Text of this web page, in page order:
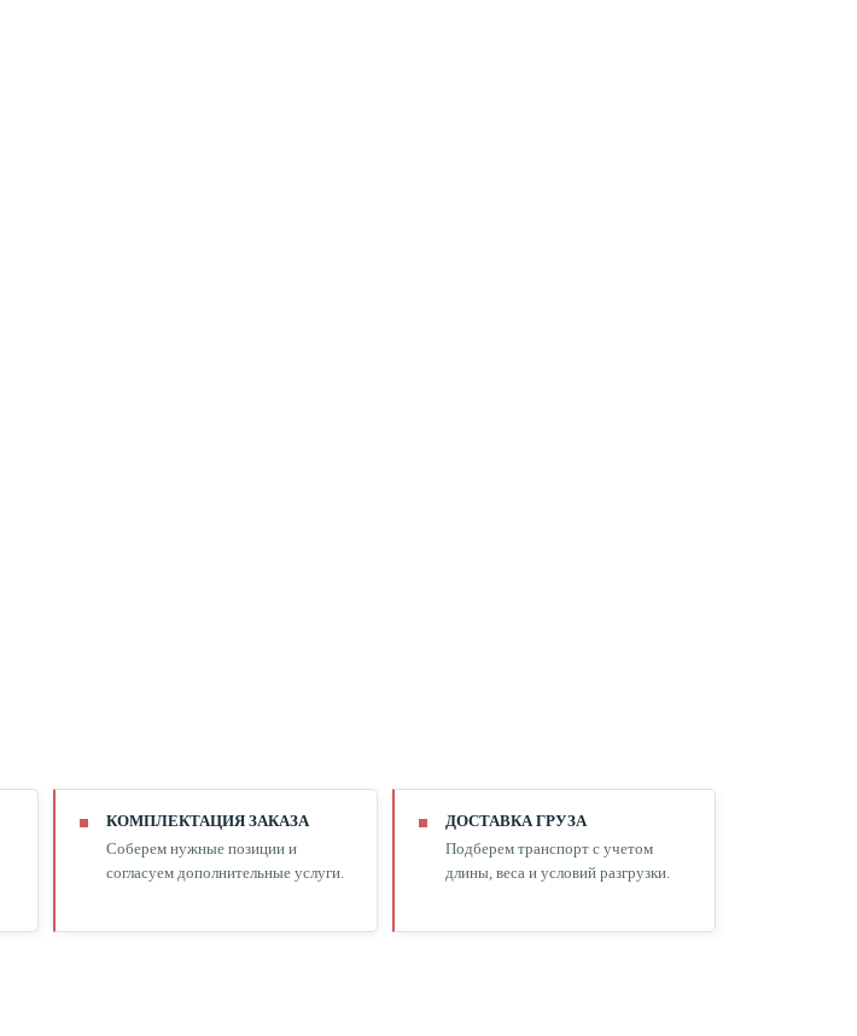
КОМПЛЕКТАЦИЯ ЗАКАЗА
Соберем нужные позиции и
согласуем дополнительные услуги.
ДОСТАВКА ГРУЗА
Подберем транспорт с учетом
длины, веса и условий разгрузки.